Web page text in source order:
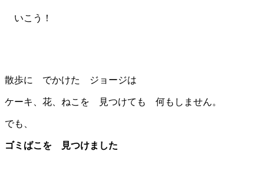
いこう！
散歩に でかけた ジョージは
ケーキ、花、ねこを 見つけても 何もしません。
でも、
ゴミばこを 見つけました